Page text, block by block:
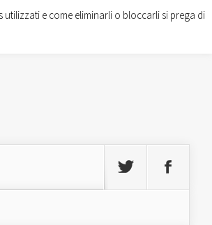
e come eliminarli o bloccarli si prega di